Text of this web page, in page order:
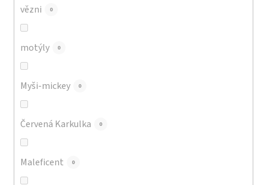
vězni 0
motýly 0
Myši-mickey 0
Červená Karkulka 0
Maleficent 0